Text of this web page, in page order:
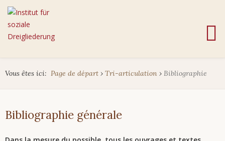
Vous êtes ici: Page de départ › Tri-articulation › Bibliographie
Bibliographie générale